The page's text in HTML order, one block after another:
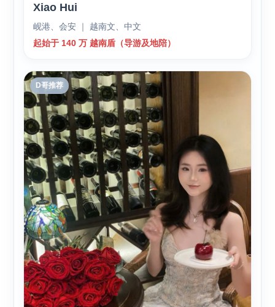
Xiao Hui
岘港、会安 ｜ 越南文、中文
起始于 140 万 越南盾（导游及地陪）
D哥推荐